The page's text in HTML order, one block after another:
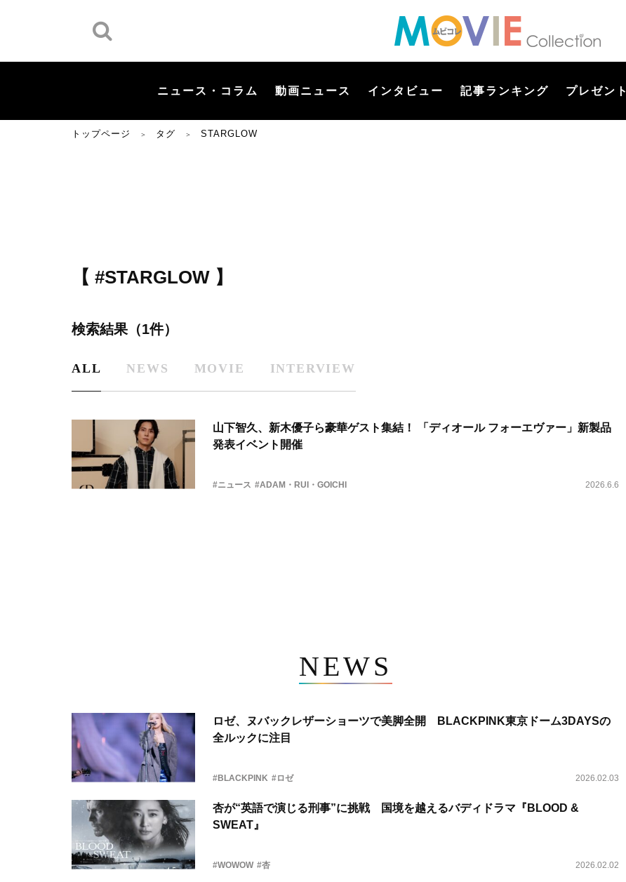
ニュース・コラム 動画ニュース インタビュー 記事ランキング プレゼント
トップページ ＞ タグ ＞ STARGLOW
【 #STARGLOW 】
検索結果（1件）
ALL NEWS MOVIE INTERVIEW
山下智久、新木優子ら豪華ゲスト集結！ 「ディオール フォーエヴァー」新製品
発表イベント開催
#ニュース #ADAM・RUI・GOICHI 2026.6.6
NEWS
ロゼ、ヌバックレザーショーツで美脚全開 BLACKPINK東京ドーム3DAYSの
全ルックに注目
#BLACKPINK #ロゼ 2026.02.03
杏が“英語で演じる刑事”に挑戦 国境を越えるバディドラマ『BLOOD &
SWEAT』
#WOWOW #杏 2026.02.02